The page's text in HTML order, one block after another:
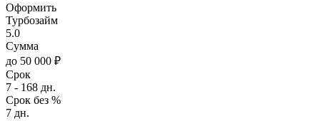
Оформить
Турбозайм
5.0
Сумма
до 50 000 ₽
Срок
7 - 168 дн.
Срок без %
7 дн.